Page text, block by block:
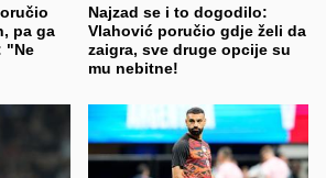
pa ga
"Ne
Najzad se i to dogodilo:
Vlahović poručio gdje želi da
zaigra, sve druge opcije su
mu nebitne!